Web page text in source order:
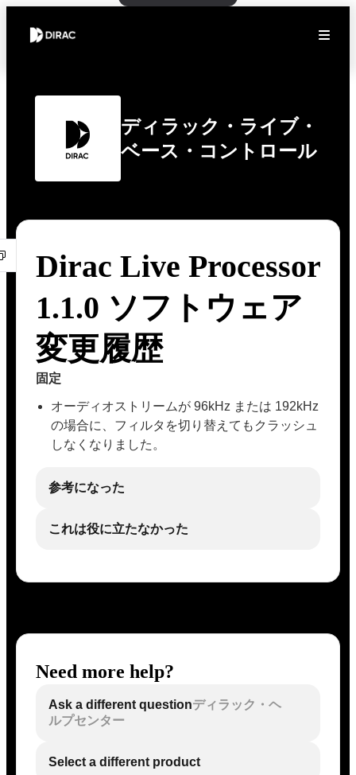
ディラック・ライブ・
ベース・コントロール
Dirac Live Processor
1.1.0 ソフトウェア
変更履歴
固定
オーディオストリームが 96kHz または 192kHz
の場合に、フィルタを切り替えてもクラッシュ
しなくなりました。
参考になった
これは役に立たなかった
Need more help?
Ask a different questionディラック・ヘ
ルプセンター
Select a different product